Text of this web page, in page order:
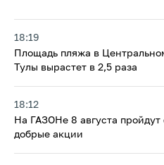
18:19
Площадь пляжа в
Тулы вырастет в 2,5 раза
18:12
На ГАЗОНе 8 августа пройдут
добрые акции